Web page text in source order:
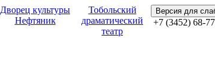
Дворец культуры
Нефтяник
Тобольский
драматический
театр
Версия для
+7 (3452) 68-